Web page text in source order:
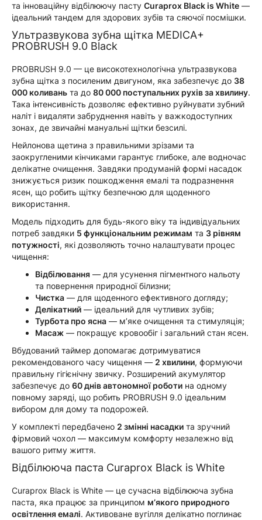
та інноваційну відбілюючу пасту Curaprox Black is White —
ідеальний тандем для здорових зубів та сяючої посмішки.
Ультразвукова зубна щітка MEDICA+
PROBRUSH 9.0 Black
PROBRUSH 9.0 — це високотехнологічна ультразвукова
зубна щітка з посиленим двигуном, яка забезпечує до 38
000 коливань та до 80 000 поступальних рухів за хвилину.
Така інтенсивність дозволяє ефективно руйнувати зубний
наліт і видаляти забруднення навіть у важкодоступних
зонах, де звичайні мануальні щітки безсилі.
Нейлонова щетина з правильними зрізами та
заокругленими кінчиками гарантує глибоке, але водночас
делікатне очищення. Завдяки продуманій формі насадок
знижується ризик пошкодження емалі та подразнення
ясен, що робить щітку безпечною для щоденного
використання.
Модель підходить для будь-якого віку та індивідуальних
потреб завдяки 5 функціональним режимам та 3 рівням
потужності, які дозволяють точно налаштувати процес
чищення:
Відбілювання — для усунення пігментного нальоту
та повернення природної білизни;
Чистка — для щоденного ефективного догляду;
Делікатний — ідеальний для чутливих зубів;
Турбота про ясна — м’яке очищення та стимуляція;
Масаж — покращує кровообіг і загальний стан ясен.
Вбудований таймер допомагає дотримуватися
рекомендованого часу чищення — 2 хвилини, формуючи
правильну гігієнічну звичку. Розширений акумулятор
забезпечує до 60 днів автономної роботи на одному
повному заряді, що робить PROBRUSH 9.0 ідеальним
вибором для дому та подорожей.
У комплекті передбачено 2 змінні насадки та зручний
фірмовий чохол — максимум комфорту незалежно від
вашого ритму життя.
Відбілююча паста Curaprox Black is White
Curaprox Black is White — це сучасна відбілююча зубна
паста, яка працює за принципом м’якого природного
освітлення емалі. Активоване вугілля делікатно поглинає